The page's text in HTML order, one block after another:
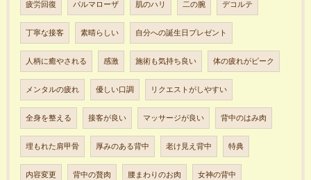
疲労回復 パルマローザ 肌のハリ 二の腕 デコルテ
丁寧な接客 素晴らしい 自分への誕生日プレゼント
人柄に癒やされる 感激 施術も気持ち良い 体の疲れがピーク
メンタルの疲れ 優しい口調 リクエストがしやすい
全身を整える 接客が良い マッサージが良い 背中のはみ肉
埋もれた肩甲骨 厚みのある背中 老け見え背中 特典
内容変更 背中の贅肉 腰まわりのお肉 女神の背中